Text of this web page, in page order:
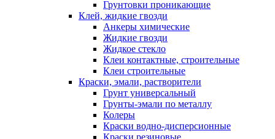
Грунтовки проникающие
Клей, жидкие гвозди
Анкеры химические
Жидкие гвозди
Жидкое стекло
Клеи контактные, строительные
Клеи строительные
Краски, эмали, растворители
Грунт универсальный
Грунты-эмали по металлу
Колеры
Краски водно-дисперсионные
Краски резиновые